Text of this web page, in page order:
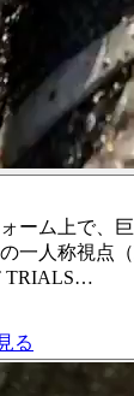
ーム上で、
一人称視点
TRIALS…
る